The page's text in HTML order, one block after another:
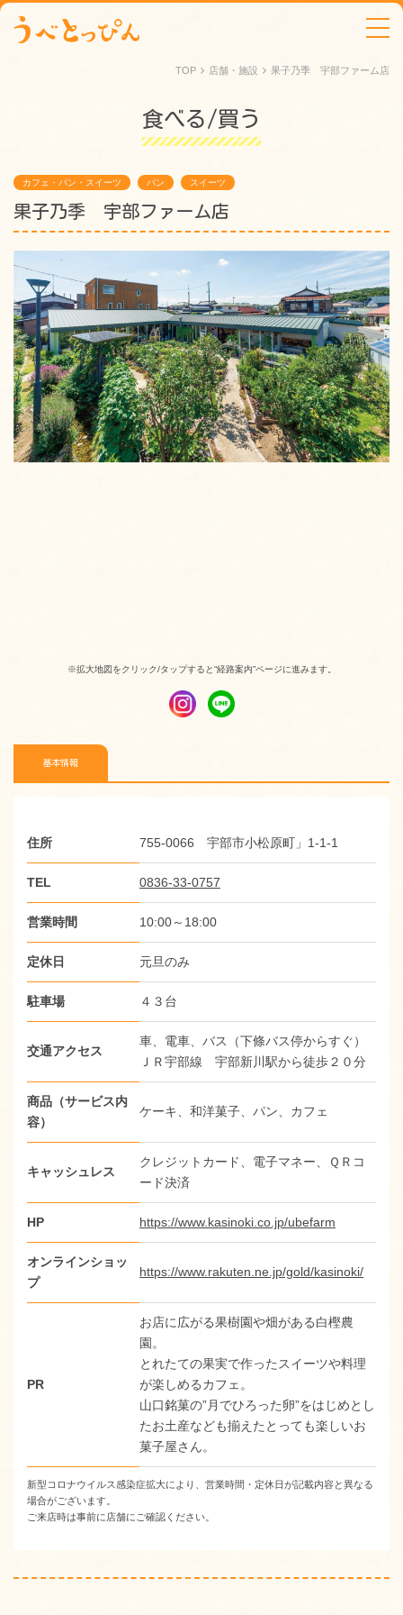
TOP 店舗・施設 果子乃季 宇部ファーム店
食べる 買う
カフェ・パン・スイーツ パン スイーツ
果子乃季 宇部ファーム店
※拡大地図をクリック/タップすると“経路案内”ページに進みます。
基本情報
住所 755-0066 宇部市小松原町」1-1-1
TEL 0836-33-0757
営業時間 10:00～18:00
定休日 元旦のみ
駐車場 ４３台
交通アクセス
車、電車、バス（下條バス停からすぐ）
ＪＲ宇部線 宇部新川駅から徒歩２０分
商品（サービス内
容）
ケーキ、和洋菓子、パン、カフェ
キャッシュレス
クレジットカード、電子マネー、ＱＲコ
ード決済
HP https://www.kasinoki.co.jp/ubefarm
オンラインショッ
プ
https://www.rakuten.ne.jp/gold/kasinoki/
PR
お店に広がる果樹園や畑がある白樫農
園。
とれたての果実で作ったスイーツや料理
が楽しめるカフェ。
山口銘菓の”月でひろった卵”をはじめとし
たお土産なども揃えたとっても楽しいお
菓子屋さん。
新型コロナウイルス感染症拡大により、営業時間・定休日が記載内容と異なる
場合がございます。
ご来店時は事前に店舗にご確認ください。